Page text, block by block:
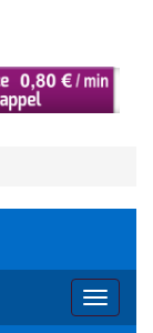
Toggle